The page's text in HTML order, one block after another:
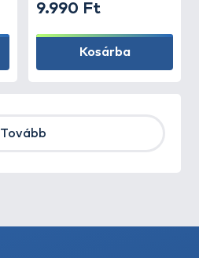
9.990 Ft
Kosárba
Tovább